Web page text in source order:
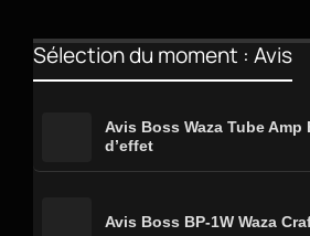
Sélection du moment : Avis
Avis Boss Waza Tube Amp
d’effet
Avis Boss BP-1W Waza